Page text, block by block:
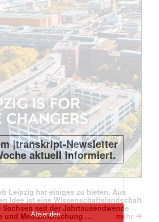
Leipzig hat einiges zu bieten. Aus
Idee ist eine Wissenschaftslandschaft
Sachsen seit der Jahrtausendwende
und Medizinforschung …
mehr ➔